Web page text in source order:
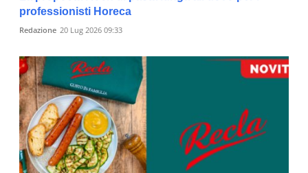
professionisti Horeca
Redazione 20 Lug 2026 09:33